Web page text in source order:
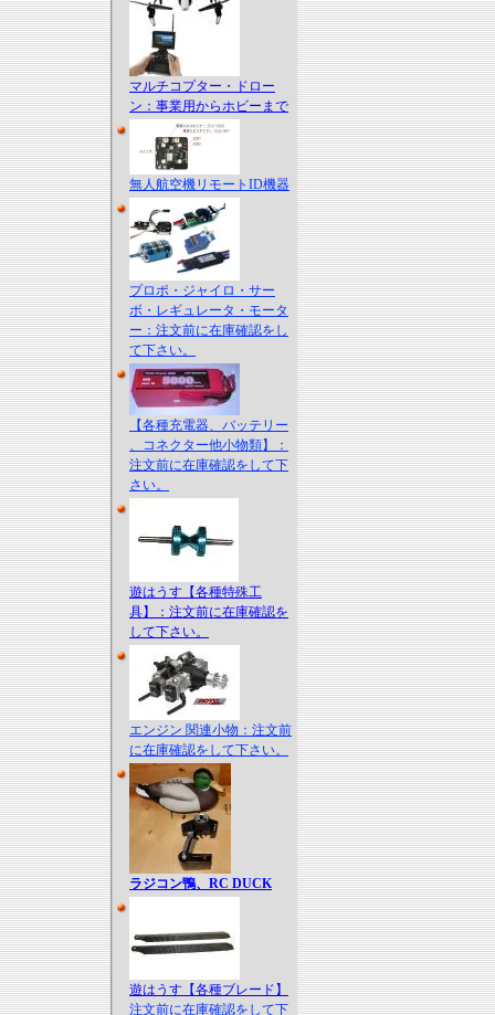
マルチコプター・ドロー
ン：事業用からホビーまで
無人航空機リモートID機器
プロポ・ジャイロ・サー
ボ・レギュレータ・モータ
ー：注文前に在庫確認をし
て下さい。
【各種充電器、バッテリー
、コネクター他小物類】：
注文前に在庫確認をして下
さい。
遊はうす【各種特殊工
具】：注文前に在庫確認を
して下さい。
エンジン 関連小物：注文前
に在庫確認をして下さい。
ラジコン鴨、RC DUCK
遊はうす【各種ブレード】
注文前に在庫確認をして下